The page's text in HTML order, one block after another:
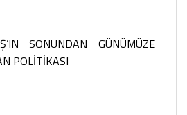
SONUNDAN GÜNÜMÜZE
POLİTİKASI